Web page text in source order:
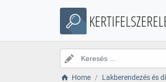
Home Lakberendezés és